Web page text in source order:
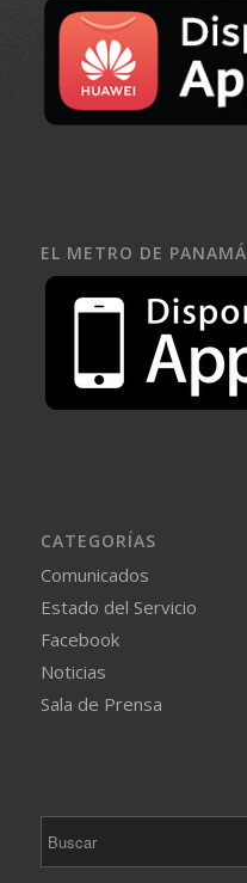
EL METRO DE PANAMÁ
CATEGORÍAS
Comunicados
Estado del Servicio
Facebook
Noticias
Sala de Prensa